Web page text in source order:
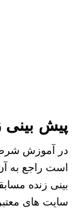
پیش بینی
در آموزش شرط
است راجع به
بینی زنده
سایت های